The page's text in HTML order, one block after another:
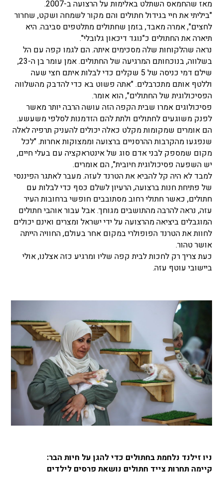
מאז שהחמאס השתלט באלימות על הרצועה ב-2007.
"ביליתי את חיי בגידול חתולים והם מקור לשמחה ושקט, שחרור
לחצים", אמרה מאבד, בזמן שחתולים מתלטפים סביבה. היא
תיארה את החתולים כ"נוגד דיכאון גלובלי".
נראה שהלקוחות שלה מסכימים איתה. הם לגמו קפה עם הל
בשלווה, בנוכחותם המרגיעה של החתולים. אמן עומר בן ה-23,
שילם דמי כניסה של 5 שקלים כדי לבלות איתם חצי שעה
וללטף אותם מתכרבלים. "אתה פשוט בא כדי להדבק מהשלווה
הפסיכולוגית של החתולים", הוא אומר.
פסיכולוגים אמרו שבית הקפה הזה עושה הרבה יותר מאשר
לפנק משוגעים לחתולים ולתת להם הזדמנות לסלפי משעשע.
הם אומרים שמקומות מקלט כאלה יכולים להעניק תרפיה לאלה
שנפגעו מהקרבות ההרסניים ברצועה וממצוקות אחרות. "לכל
מקום שמספק לבני אדם סוג של אינטראקציה עם בעלי חיים,
יש השפעה פסיכולוגית חיובית", הם אומרים.
למבד לא היה קל להביא את הטרנד לעזה. מעבר לאתגר הפיננסי
של פתיחת חנות ברצועה, הרעיון לשלם כסף כדי לבלות עם
חתולים, כאשר חתולי רחוב מסתובבים חופשי ברחובות העיר
עזה, נראה להרבה מהתושבים מגוחך. אבל עבור אוהבי חתולים
המוגבלים ביציאה מהרצועה על ידי ישראל ומצרים ואינם יכולים
לחוות את הטרנד הפופולרי במקום אחר בעולם, החוויה הייתה
אושר טהור.
כעת צריך רק לחכות לבית קפה שליו ומרגיע כזה אצלנו, אולי
ביישובי עוטף עזה.
ניו זילנד נלחמת בחתולים כדי להגן על חיות הבר:
קיימה תחרות צייד חתולים נושאת פרסים לילדים